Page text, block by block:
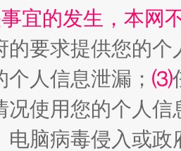
原罪" "炒
宜的发生，本网
的要求提供您的个
人信息泄漏； ⑶
况使用您的个人
电脑病毒侵入或